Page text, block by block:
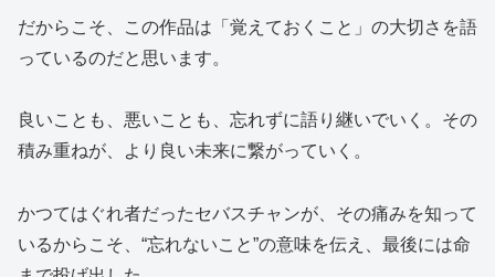
だからこそ、この作品は「覚えておくこと」の大切さを語
っているのだと思います。
良いことも、悪いことも、忘れずに語り継いでいく。その
積み重ねが、より良い未来に繋がっていく。
かつてはぐれ者だったセバスチャンが、その痛みを知って
いるからこそ、“忘れないこと”の意味を伝え、最後には命